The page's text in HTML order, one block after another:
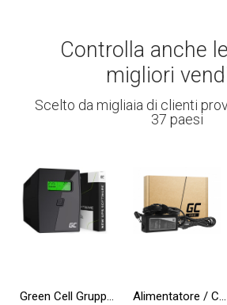
Controlla anche
migliori
Scelto da migliaia di clienti
37 paesi